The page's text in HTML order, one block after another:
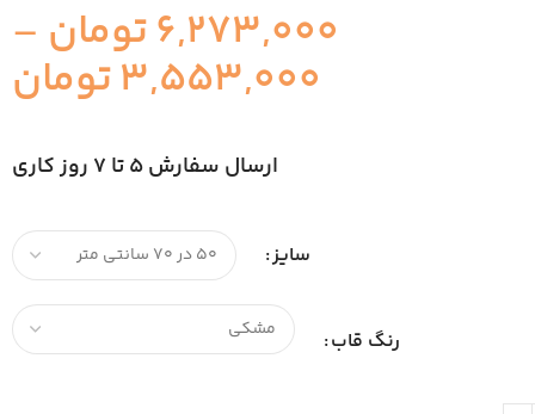
6,273,000تومان –
3,553,000تومان
ارسال سفارش 5 تا 7 روز کاری
سایز
رنگ قاب